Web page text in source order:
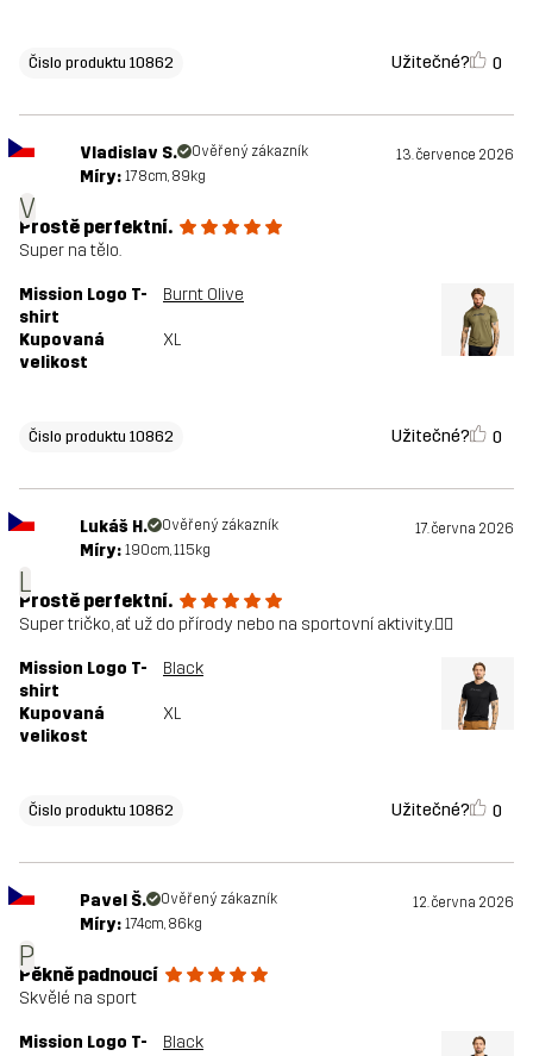
Čislo produktu 10862 Užitečné? 0
V
Vladislav S. Ověřený zákazník 13. července 2026
Míry: 178cm, 89kg
Prostě perfektní.
Super na tělo.
Mission Logo T-
shirt
Burnt Olive
Kupovaná
velikost
XL
Čislo produktu 10862 Užitečné? 0
L
Lukáš H. Ověřený zákazník 17. června 2026
Míry: 190cm, 115kg
Prostě perfektní.
Super tričko, ať už do přírody nebo na sportovní aktivity.👍🏻
Mission Logo T-
shirt
Black
Kupovaná
velikost
XL
Čislo produktu 10862 Užitečné? 0
P
Pavel Š. Ověřený zákazník 12. června 2026
Míry: 174cm, 86kg
Pěkně padnoucí
Skvělé na sport
Mission Logo T-
Black